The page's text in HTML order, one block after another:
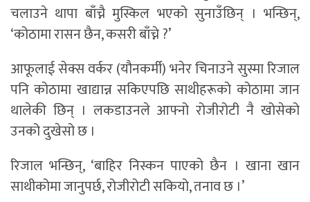
चलाउने थापा बाँच्नै मुस्किल भएको सुनाउँछिन् । भन्छिन्,
‘कोठामा रासन छैन, कसरी बाँच्ने ?’
आफूलाई सेक्स वर्कर (यौनकर्मी) भनेर चिनाउने सुस्मा रिजाल
पनि कोठामा खाद्यान्न सकिएपछि साथीहरूको कोठामा जान
थालेकी छिन् । लकडाउनले आफ्नो रोजीरोटी नै खोसेको
उनको दुखेसो छ ।
रिजाल भन्छिन्, ‘बाहिर निस्कन पाएको छैन । खाना खान
साथीकोमा जानुपर्छ, रोजीरोटी सकियो, तनाव छ ।’